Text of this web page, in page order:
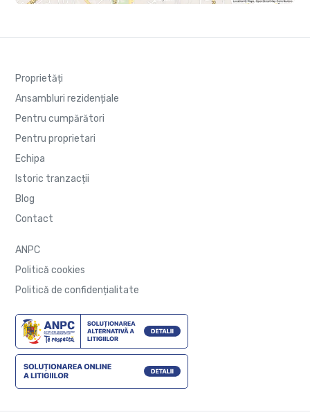
Proprietăți
Ansambluri rezidențiale
Pentru cumpărători
Pentru proprietari
Echipa
Istoric tranzacții
Blog
Contact
ANPC
Politică cookies
Politică de confidențialitate